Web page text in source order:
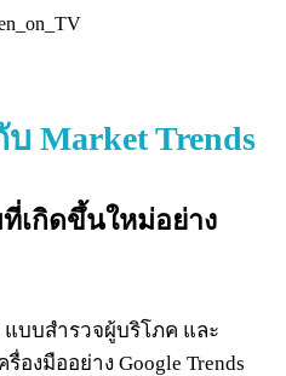
Market Trends
เกิดขึ้นใหม่อย่าง
บบสำรวจผู้บริโภค และ
องมืออย่าง Google Trends